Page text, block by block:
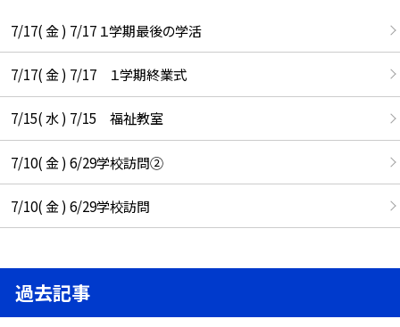
7/17( 金 ) 7/17 １学期最後の学活
7/17( 金 ) 7/17 １学期終業式
7/15( 水 ) 7/15 福祉教室
7/10( 金 ) 6/29学校訪問②
7/10( 金 ) 6/29学校訪問
過去記事